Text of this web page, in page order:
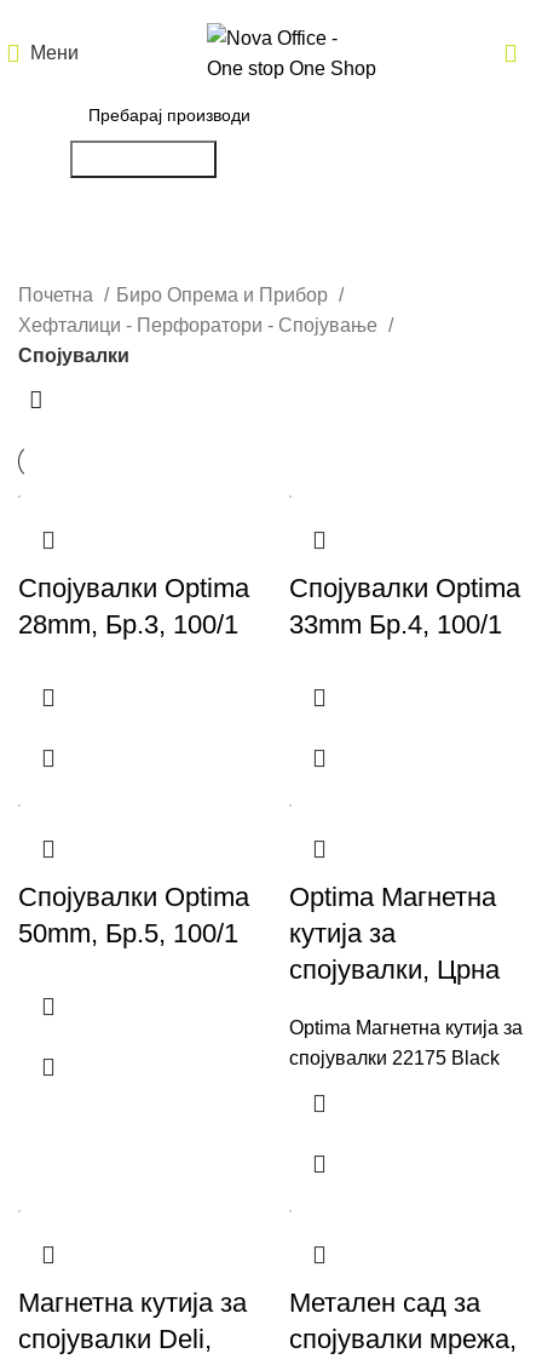
Мени
Почетна
Биро Опрема и Прибор
Хефталици - Перфоратори - Спојување
Спојувалки
Спојувалки Optima
28mm, Бр.3, 100/1
Спојувалки Optima
33mm Бр.4, 100/1
Спојувалки Optima
50mm, Бр.5, 100/1
Optima Магнетна
кутија за
спојувалки, Црна
Optima Магнетна кутија за
спојувалки 22175 Black
Магнетна кутија за
спојувалки Deli,
Метален сад за
спојувалки мрежа,